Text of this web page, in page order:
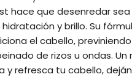
hace que desenredar
y brillo. Su
el cabello,
de rizos u ondas. Un
y refresca tu cabello,